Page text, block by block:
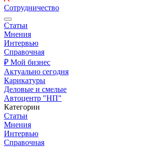
Сотрудничество
Статьи
Мнения
Интервью
Справочная
₽ Мой бизнес
Актуально сегодня
Карикатуры
Деловые и смелые
Автоцентр "НП"
Категории
Статьи
Мнения
Интервью
Справочная